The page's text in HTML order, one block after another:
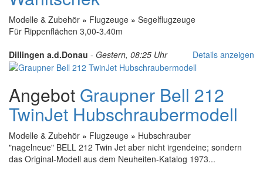
Modelle & Zubehör » Flugzeuge » Segelflugzeuge
Für Rippenflächen 3,00-3.40m
Dillingen a.d.Donau - Gestern, 08:25 Uhr Details anzeigen
Angebot Graupner Bell 212
TwinJet Hubschraubermodell
Modelle & Zubehör » Flugzeuge » Hubschrauber
"nagelneue" BELL 212 Twin Jet aber nicht irgendeine; sondern
das Original-Modell aus dem Neuheiten-Katalog 1973...